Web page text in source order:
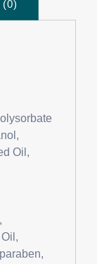
(0)
Oil,